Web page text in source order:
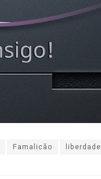
Famalicão liberdade